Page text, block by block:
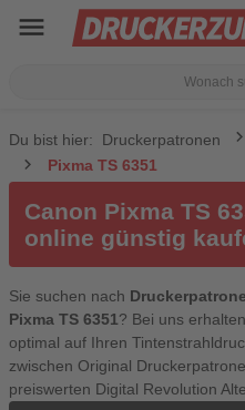
menu
Du bist hier: Druckerpatronen
Pixma TS 6351
Canon Pixma TS
online günstig
Sie suchen nach
Pixma TS 6351? Bei uns
optimal auf Ihren
zwischen Original
preiswerten Digital Revolution